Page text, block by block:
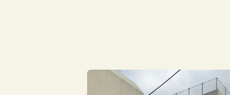
DX認定